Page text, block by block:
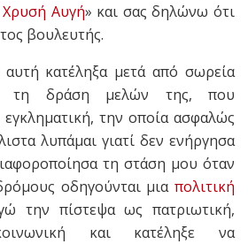
Χρυσή Αυγή» και σας δηλώνω ότι
βουλευτής.
κατέληξα μετά από σωρεία
τη δράση μελών της, που
την οποία ασφαλώς
λυπάμαι γιατί δεν ενήργησα
τη στάση μου όταν
οδηγούνται μια πολιτική
την πίστεψα ως πατριωτική,
και κατέληξε να